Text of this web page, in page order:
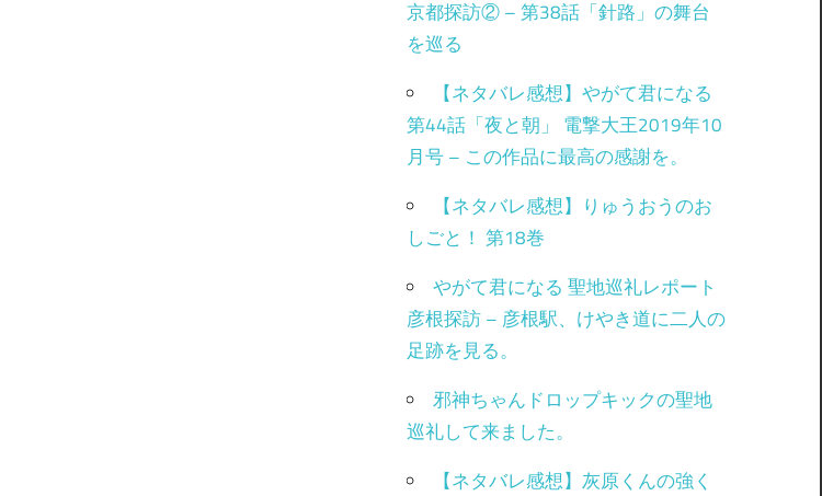
京都探訪② – 第38話「針路」の舞台
を巡る
【ネタバレ感想】やがて君になる
第44話「夜と朝」 電撃大王2019年10
月号 – この作品に最高の感謝を。
【ネタバレ感想】りゅうおうのお
しごと！ 第18巻
やがて君になる 聖地巡礼レポート
彦根探訪 – 彦根駅、けやき道に二人の
足跡を見る。
邪神ちゃんドロップキックの聖地
巡礼して来ました。
【ネタバレ感想】灰原くんの強く